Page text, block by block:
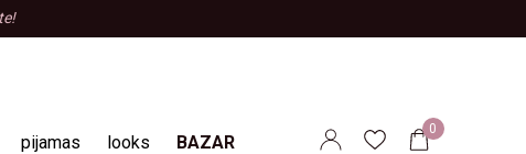
pijamas looks BAZAR
0